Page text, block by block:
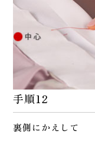
手順12
裏側にかえして